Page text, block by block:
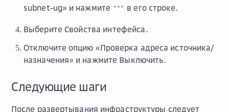
subnet-ug» и нажмите
в его строке.
Выберите Свойства интефейса.
Отключите опцию «Проверка адреса источника/
назначения» и нажмите Выключить.
Следующие шаги
После развертывания инфраструктуры следует